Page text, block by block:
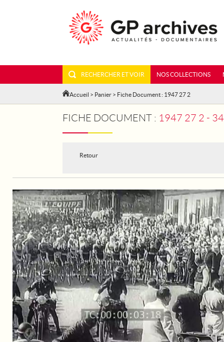
RECHERCHER ET VOIR NOS COLLECTIONS
Accueil > Panier > Fiche Document : 1947 27 2
FICHE DOCUMENT : 1947 27 2 -
Retour